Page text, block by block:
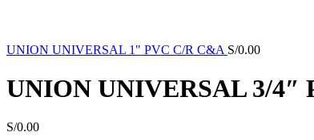
UNION UNIVERSAL 1" PVC C/R C&A S/0.00
UNION UNIVERSAL 3/4″
S/0.00